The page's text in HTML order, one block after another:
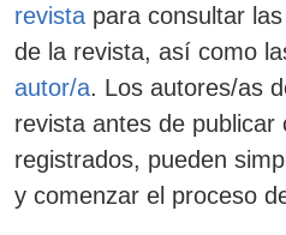
revista para consultar
de la revista, así como
autor/a. Los autores/as
revista antes de publicar
registrados, pueden
y comenzar el proceso